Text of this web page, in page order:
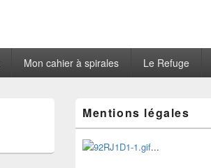
Mon cahier à spirales Le Refuge
principale
de
widget
pour
Mentions légales
...